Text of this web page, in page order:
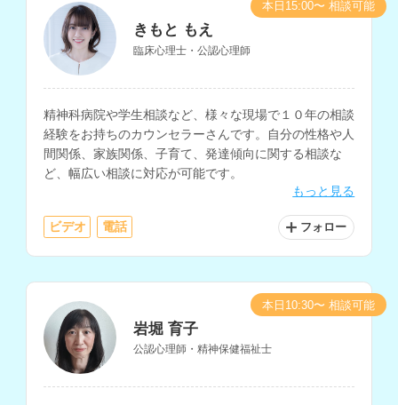
きもと もえ
臨床心理士・公認心理師
精神科病院や学生相談など、様々な現場で１０年の相談
経験をお持ちのカウンセラーさんです。自分の性格や人
間関係、家族関係、子育て、発達傾向に関する相談な
ど、幅広い相談に対応が可能です。
もっと見る
ビデオ 電話 フォロー
本日15:00〜 相談可能
岩堀 育子
公認心理師・精神保健福祉士
本日10:30〜 相談可能